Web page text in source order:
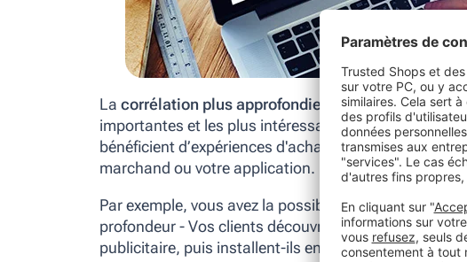
La corrélation plus approfondie avecGoogle Ads
importantes et les plus intéressantes pour vous, en
bénéficient d’expériences d'achat plus pertinentes,
marchand ou votre application.
Par exemple, vous avez la possibilité de comprendre
profondeur - Vos clients découvrent-ils d’abord
publicitaire, puis installent-ils ensuite votre